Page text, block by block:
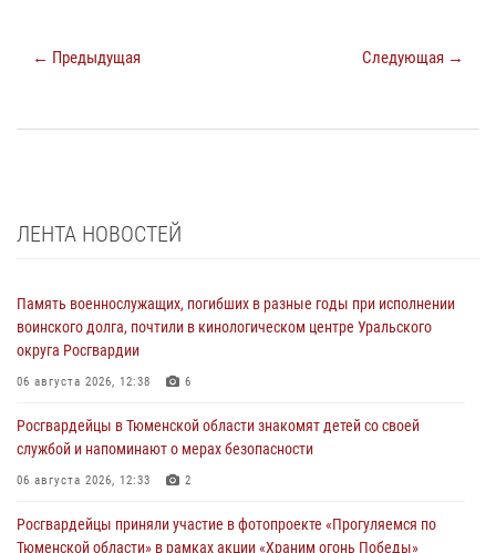
← Предыдущая Следующая →
ЛЕНТА НОВОСТЕЙ
Память военнослужащих, погибших в разные годы при исполнении
воинского долга, почтили в кинологическом центре Уральского
округа Росгвардии
06 августа 2026, 12:38 6
Росгвардейцы в Тюменской области знакомят детей со своей
службой и напоминают о мерах безопасности
06 августа 2026, 12:33 2
Росгвардейцы приняли участие в фотопроекте «Прогуляемся по
Тюменской области» в рамках акции «Храним огонь Победы»